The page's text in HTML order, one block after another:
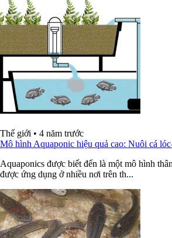
Thế giới • 4 năm trước
Mô hình Aquaponic hiệu quả cao: Nuôi cá
Aquaponics được biết đến là một mô hình
được ứng dụng ở nhiều nơi trên th...